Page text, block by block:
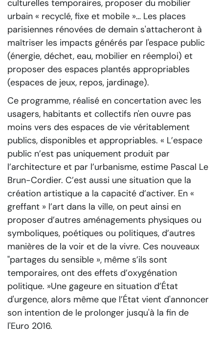
culturelles temporaires, proposer du mobilier
urbain « recyclé, fixe et mobile »… Les places
parisiennes rénovées de demain s'attacheront à
maîtriser les impacts générés par l'espace public
(énergie, déchet, eau, mobilier en réemploi) et
proposer des espaces plantés appropriables
(espaces de jeux, repos, jardinage).
Ce programme, réalisé en concertation avec les
usagers, habitants et collectifs n'en ouvre pas
moins vers des espaces de vie véritablement
publics, disponibles et appropriables. « L’espace
public n’est pas uniquement produit par
l’architecture et par l’urbanisme, estime Pascal Le
Brun-Cordier. C’est aussi une situation que la
création artistique a la capacité d’activer. En «
greffant » l’art dans la ville, on peut ainsi en
proposer d’autres aménagements physiques ou
symboliques, poétiques ou politiques, d’autres
manières de la voir et de la vivre. Ces nouveaux
"partages du sensible », même s’ils sont
temporaires, ont des effets d’oxygénation
politique. »Une gageure en situation d’État
d'urgence, alors même que l’État vient d'annoncer
son intention de le prolonger jusqu'à la fin de
l'Euro 2016.